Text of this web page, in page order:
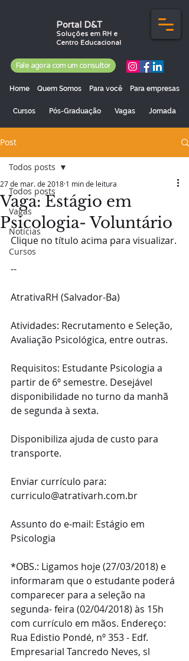
Portal D&T
Soluções em RH e
Centro Educacional
Fale agora com um consultor
Home Quem Somos Para você Para empresas
Cursos Pós-Graduação Vagas Jornada
Post
Todos posts
Vagas
Notícias
Cursos
Todos posts
Vaga: Estágio em
Psicologia- Voluntário
27 de mar. de 2018 1 min de leitura
Clique no título acima para visualizar.
--
AtrativaRH (Salvador-Ba)
Atividades: Recrutamento e Seleção,
Avaliação Psicológica, entre outras.
Requisitos: Estudante Psicologia a
partir de 6º semestre. Desejável
disponibilidade no turno da manhã
de segunda à sexta.
Disponibiliza ajuda de custo para
transporte.
Enviar currículo para:
curriculo@atrativarh.com.br
Assunto do e-mail: Estágio em
Psicologia
*OBS.: Ligamos hoje (27/03/2018) e
informaram que o estudante poderá
comparecer para a seleção na
segunda- feira (02/04/2018) às 15h
com currículo em mãos. Endereço:
Rua Edistio Pondé, nº 353 - Edf.
Empresarial Tancredo Neves, sl